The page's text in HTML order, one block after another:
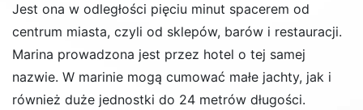
Jest ona w odległości pięciu minut spacerem od
centrum miasta, czyli od sklepów, barów i restauracji.
Marina prowadzona jest przez hotel o tej samej
nazwie. W marinie mogą cumować małe jachty, jak i
również duże jednostki do 24 metrów długości.